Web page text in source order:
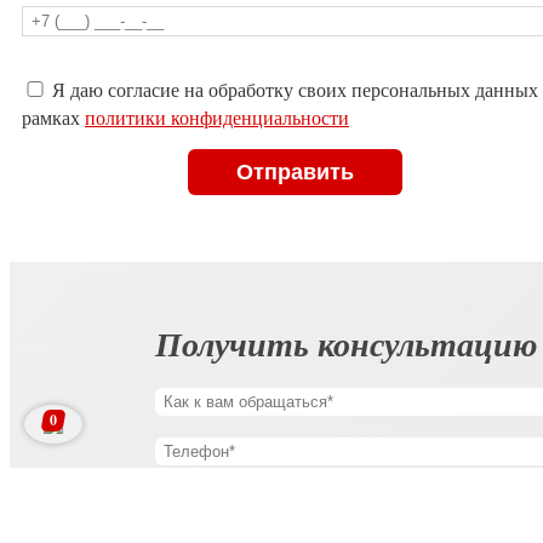
это
поле
Я даю согласие на обработку своих персональных данных
рамкахполитики конфиденциальности
Получить консультацию
0